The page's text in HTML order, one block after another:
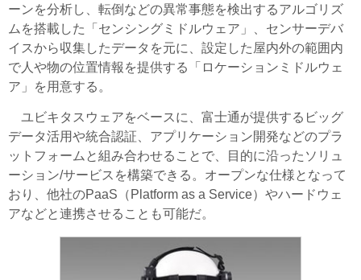
ーンを分析し、転倒などの異常事態を検出するアルゴリズ
ムを搭載した「センシングミドルウェア」、センサーデバ
イスから収集したデータを元に、設定した屋内外の範囲内
で人や物の位置情報を提供する「ロケーションミドルウェ
ア」を用意する。
ユビキタスウェアをベースに、富士通が提供するビッグ
データ活用や統合認証、アプリケーション開発などのプラ
ットフォームと組み合わせることで、目的に沿ったソリュ
ーション/サービスを構築できる。オープンな仕様となって
おり、他社のPaaS（Platform as a Service）やハードウェ
アなどと連携させることも可能だ。